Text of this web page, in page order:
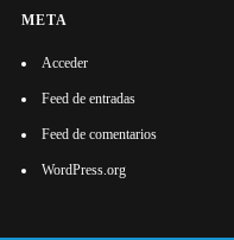
META
Acceder
Feed de entradas
Feed de comentarios
WordPress.org